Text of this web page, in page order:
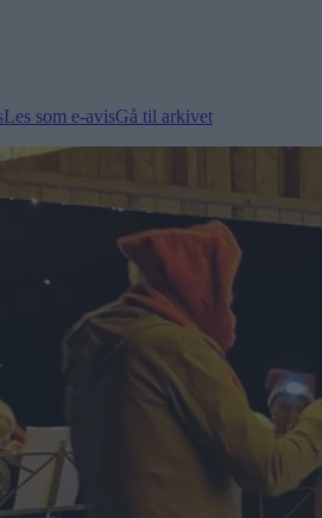
Les som e-avisGå til arkivet